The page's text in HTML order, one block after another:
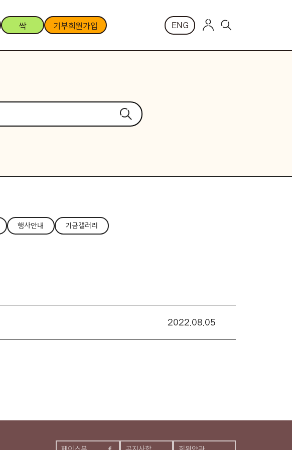
싹 기부회원가입 ENG
행사안내 기금갤러리
2022.08.05